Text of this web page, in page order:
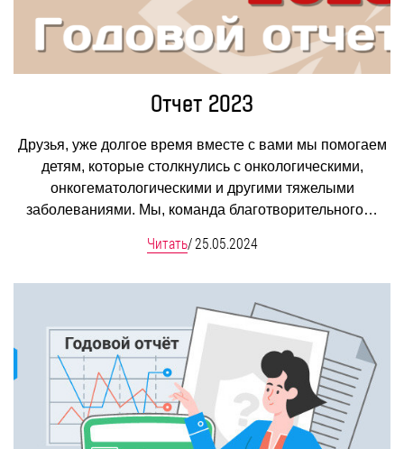
Отчет 2023
Друзья, уже долгое время вместе с вами мы помогаем
детям, которые столкнулись с онкологическими,
онкогематологическими и другими тяжелыми
заболеваниями. Мы, команда благотворительного…
Читать/25.05.2024